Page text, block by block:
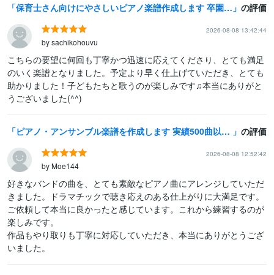
保育士さん向けにやさしいピアノ楽譜作成します 卒園シーズンに！わかりすいコード・歌詞も無料でお付けします の評価
2026-08-08 13:42:44
by sachikohouvu
こちらの要望に何回も丁寧かつ迅速に応えてくださり、とても満足
のいく楽譜となりました。予定より早く仕上げていただき、とても
助かりました！子どもたちと歌うのが楽しみです♫本当にありがと
うございました(^^)
ピアノ・アンサンブル楽譜を作成します 実績500曲以上。お好きな編成やレベルに合わせて編曲します の評価
2026-08-08 12:52:42
by Moe144
好きなバンドの曲を、とても素敵なピアノ曲にアレンジしていただ
きました。ドラマチックで聴き応えのある仕上がりに大満足です。
ご依頼して本当に良かったと感じています。これから練習するのが
楽しみです。
作品もやり取りも丁寧に対応していただき、本当にありがとうござ
いました。